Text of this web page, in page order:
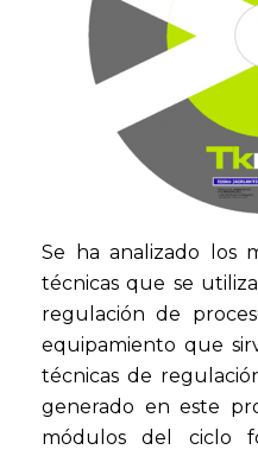
Se ha analizado los
técnicas que se
regulación de
equipamiento que
técnicas de
generado en este
módulos del ciclo